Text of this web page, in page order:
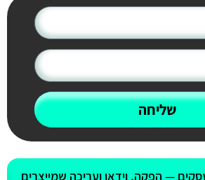
שליחה
— הפקה, וידאו ועריכה שמייצרים